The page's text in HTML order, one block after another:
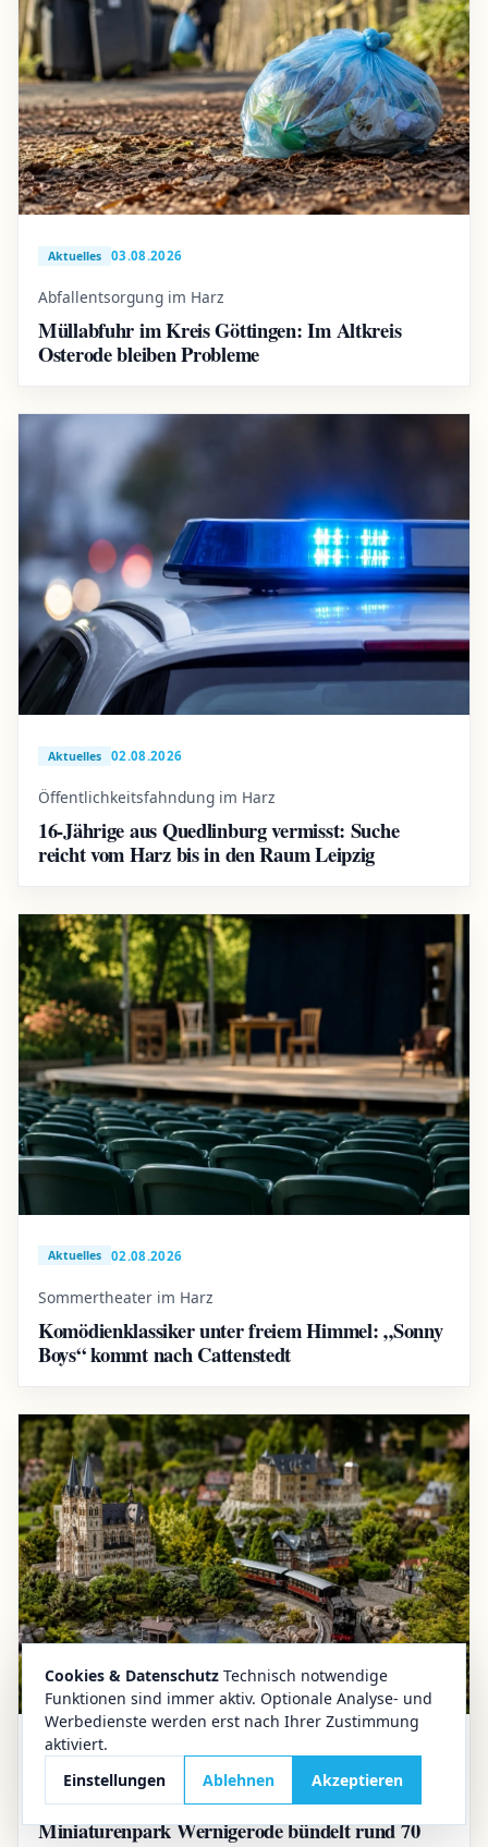
Cookies & Datenschutz Technisch notwendige
Funktionen sind immer aktiv. Optionale Analyse- und
Werbedienste werden erst nach Ihrer Zustimmung
aktiviert.
Einstellungen
Ablehnen Akzeptieren
Aktuelles 03.08.2026
Abfallentsorgung im Harz
Müllabfuhr im Kreis Göttingen: Im Altkreis
Osterode bleiben Probleme
Aktuelles 02.08.2026
Öffentlichkeitsfahndung im Harz
16-Jährige aus Quedlinburg vermisst: Suche
reicht vom Harz bis in den Raum Leipzig
Aktuelles 02.08.2026
Sommertheater im Harz
Komödienklassiker unter freiem Himmel: „Sonny
Boys“ kommt nach Cattenstedt
Aktuelles 02.08.2026
Miniaturenpark Wernigerode bündelt rund 70